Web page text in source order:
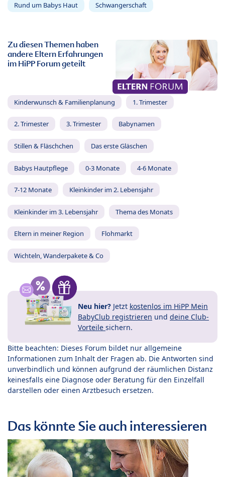
Rund um Babys Haut Schwangerschaft
Zu diesen Themen haben
andere Eltern Erfahrungen
im HiPP Forum geteilt
Kinderwunsch & Familienplanung 1. Trimester
2. Trimester 3. Trimester Babynamen
Stillen & Fläschchen Das erste Gläschen
Babys Hautpflege 0-3 Monate 4-6 Monate
7-12 Monate Kleinkinder im 2. Lebensjahr
Kleinkinder im 3. Lebensjahr Thema des Monats
Eltern in meiner Region Flohmarkt
Wichteln, Wanderpakete & Co
Neu hier? Jetzt kostenlos im HiPP Mein
BabyClub registrieren und deine Club-
Vorteile sichern.
Bitte beachten: Dieses Forum bildet nur allgemeine
Informationen zum Inhalt der Fragen ab. Die Antworten sind
unverbindlich und können aufgrund der räumlichen Distanz
keinesfalls eine Diagnose oder Beratung für den Einzelfall
darstellen oder einen Arztbesuch ersetzen.
Das könnte Sie auch interessieren